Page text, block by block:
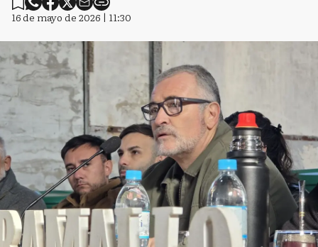
16 de mayo de 2026 | 11:30